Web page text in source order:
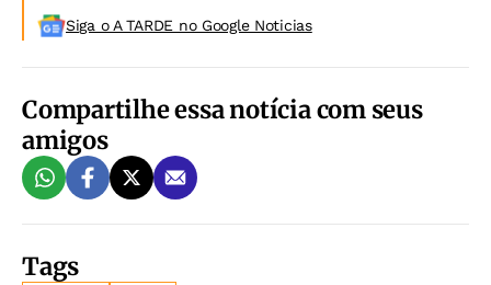
Siga o A TARDE no Google Noticias
Compartilhe essa notícia com seus
amigos
Tags